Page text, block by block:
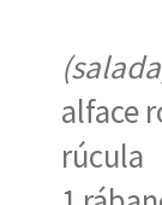
alface
rúcula